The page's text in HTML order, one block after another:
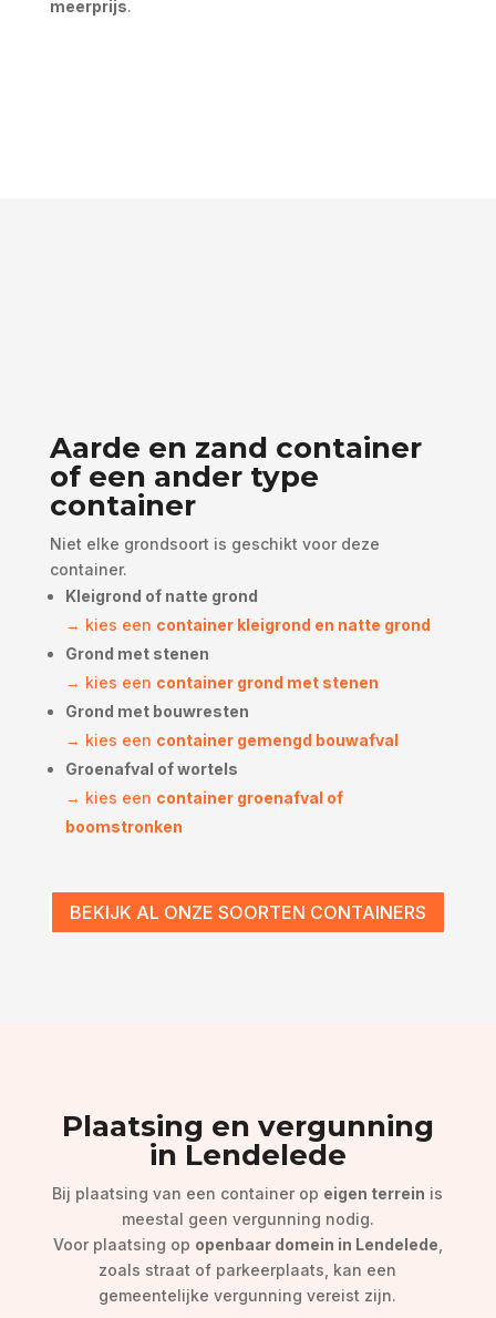
meerprijs.
Aarde en zand container
of een ander type
container
Niet elke grondsoort is geschikt voor deze
container.
Kleigrond of natte grond
→ kies een container kleigrond en natte grond
Grond met stenen
→ kies een container grond met stenen
Grond met bouwresten
→ kies een container gemengd bouwafval
Groenafval of wortels
→ kies een container groenafval of
boomstronken
BEKIJK AL ONZE SOORTEN CONTAINERS
Plaatsing en vergunning
in Lendelede
Bij plaatsing van een container op eigen terrein is
meestal geen vergunning nodig.
Voor plaatsing op openbaar domein in Lendelede
zoals straat of parkeerplaats, kan een
gemeentelijke vergunning vereist zijn.